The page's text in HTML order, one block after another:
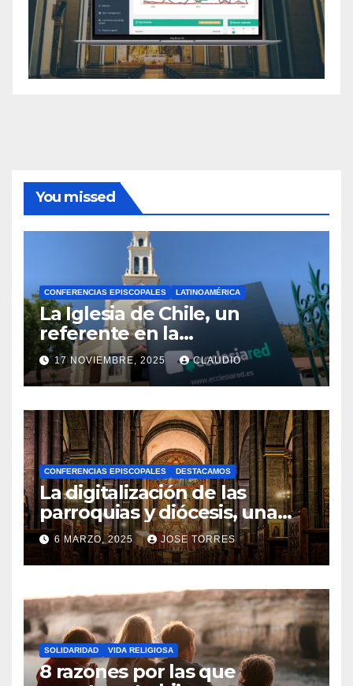
You missed
CONFERENCIAS EPISCOPALES LATINOAMÉRICA
La Iglesia de Chile, un
referente en la
transformación digital
gracias a Ecclesiared
17 NOVIEMBRE, 2025 CLAUDIO
N
O
H
A
Y
C
O
M
N
T
A
R
CONFERENCIAS EPISCOPALES DESTACAMOS
La digitalización de las
parroquias y diócesis, una
realidad ya para el futuro de
la Iglesia
6 MARZO, 2025 JOSE TORRES
N
O
H
A
Y
SOLIDARIDAD VIDA RELIGIOSA
8 razones por las que